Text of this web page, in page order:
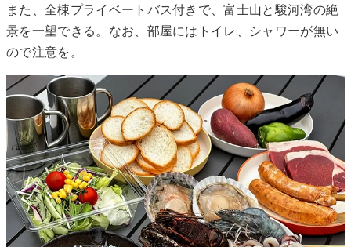
また、全棟プライベートバス付きで、富士山と駿河湾の絶
景を一望できる。なお、部屋にはトイレ、シャワーが無い
ので注意を。